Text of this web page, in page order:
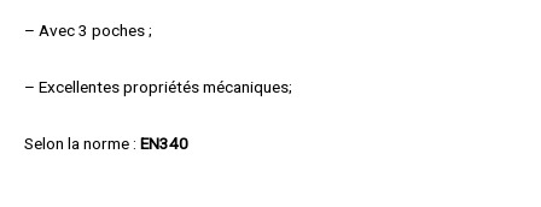
– Avec 3 poches ;
– Excellentes propriétés mécaniques;
Selon la norme : EN340